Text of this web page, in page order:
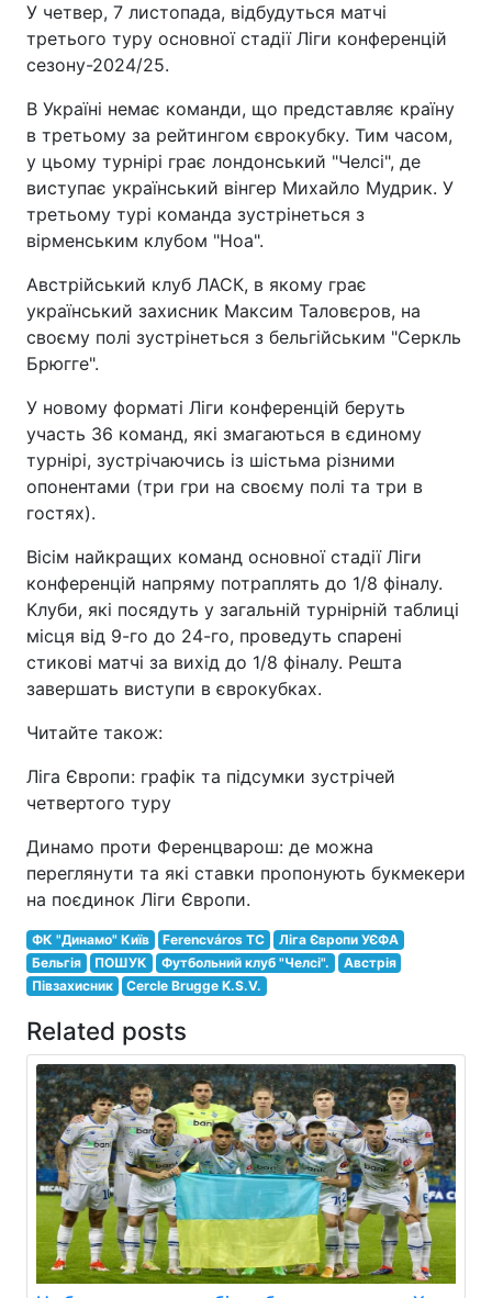
У четвер, 7 листопада, відбудуться матчі
третього туру основної стадії Ліги конференцій
сезону-2024/25.
В Україні немає команди, що представляє країну
в третьому за рейтингом єврокубку. Тим часом,
у цьому турнірі грає лондонський "Челсі", де
виступає український вінгер Михайло Мудрик. У
третьому турі команда зустрінеться з
вірменським клубом "Ноа".
Австрійський клуб ЛАСК, в якому грає
український захисник Максим Таловєров, на
своєму полі зустрінеться з бельгійським "Серкль
Брюгге".
У новому форматі Ліги конференцій беруть
участь 36 команд, які змагаються в єдиному
турнірі, зустрічаючись із шістьма різними
опонентами (три гри на своєму полі та три в
гостях).
Вісім найкращих команд основної стадії Ліги
конференцій напряму потраплять до 1/8 фіналу.
Клуби, які посядуть у загальній турнірній таблиці
місця від 9-го до 24-го, проведуть спарені
стикові матчі за вихід до 1/8 фіналу. Решта
завершать виступи в єврокубках.
Читайте також:
Ліга Європи: графік та підсумки зустрічей
четвертого туру
Динамо проти Ференцварош: де можна
переглянути та які ставки пропонують букмекери
на поєдинок Ліги Європи.
ФК "Динамо" Київ Ferencváros TC
Ліга Європи УЄФА
Бельгія
ПОШУК Футбольний клуб "Челсі".
Австрія
Півзахисник
Cercle Brugge K.S.V.
Related posts